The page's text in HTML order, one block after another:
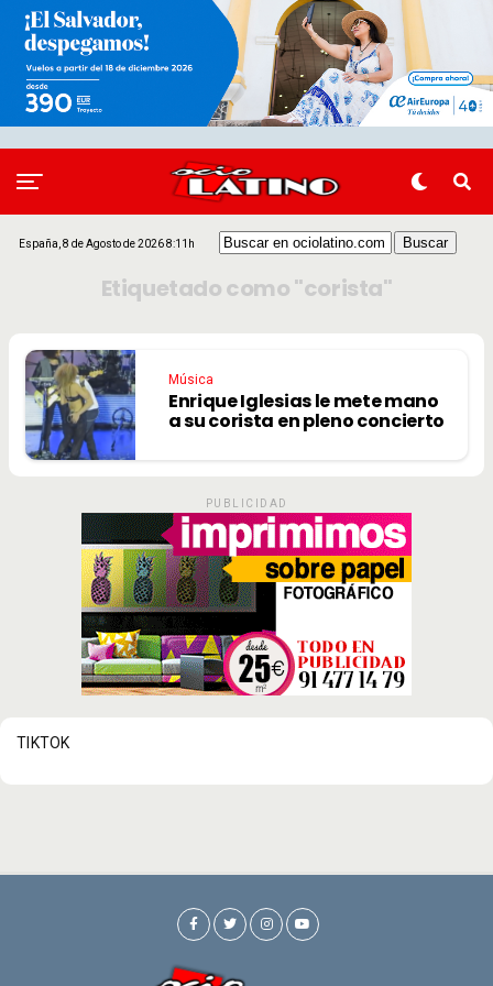
España, 8 de Agosto de 2026 8:11h
Etiquetado como "corista"
Música
Enrique Iglesias le mete mano
a su corista en pleno concierto
PUBLICIDAD
TIKTOK